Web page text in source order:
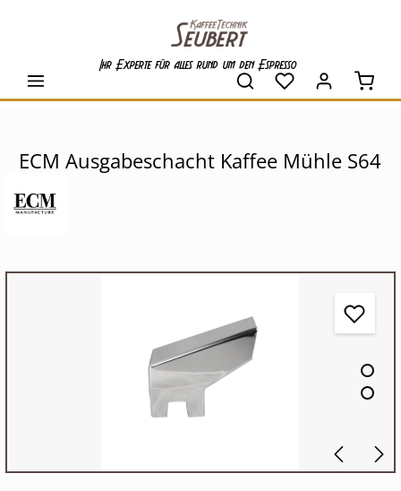
Ihr Experte für alles rund um den Espresso
ECM Ausgabeschacht Kaffee Mühle S64